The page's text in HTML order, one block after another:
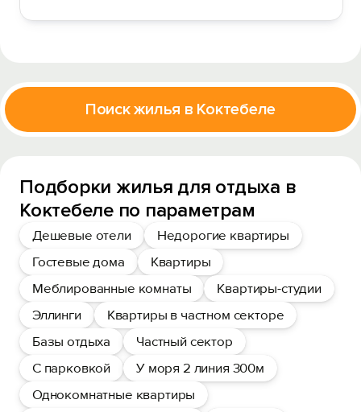
Поиск жилья в Коктебеле
Подборки жилья для отдыха в
Коктебеле по параметрам
Дешевые отели
Недорогие квартиры
Гостевые дома
Квартиры
Меблированные комнаты
Квартиры-студии
Эллинги
Квартиры в частном секторе
Базы отдыха
Частный сектор
С парковкой
У моря 2 линия 300м
Однокомнатные квартиры